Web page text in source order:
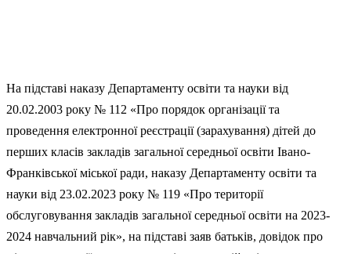
На підставі наказу Департаменту освіти та науки від
20.02.2003 року № 112 «Про порядок організації та
проведення електронної реєстрації (зарахування) дітей до
перших класів закладів загальної середньої освіти Івано-
Франківської міської ради, наказу Департаменту освіти та
науки від 23.02.2023 року № 119 «Про території
обслуговування закладів загальної середньої освіти на 2023-
2024 навчальний рік», на підставі заяв батьків, довідок про